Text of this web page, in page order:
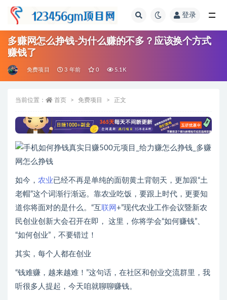
登录
多赚网怎么挣钱-为什么赚的不多？应该换个方式
赚钱了
免费项目 3 年前 0 5.1K
当前位置： 首页 免费项目 正文
如今， 农业已经不再是单纯的面朝黄土背朝天，更加跟“土
老帽”这个词渐行渐远。靠农业吃饭，要跟上时代，更要知
道你将面对的是什么。“互联网 +”现代农业工作会议暨新农
民创业创新大会召开在即， 这里，你将学会“如何赚钱”、
“如何创业”，不要错过！
其实，每个人都在创业
“钱难赚，越来越难！”这句话，在社区和创业交流群里，我
听很多人提起，今天咱就聊聊赚钱。